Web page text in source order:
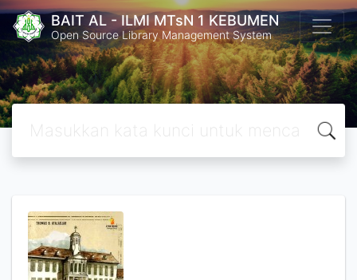
BAIT AL - ILMI MTsN 1 KEBUMEN
Open Source Library Management System